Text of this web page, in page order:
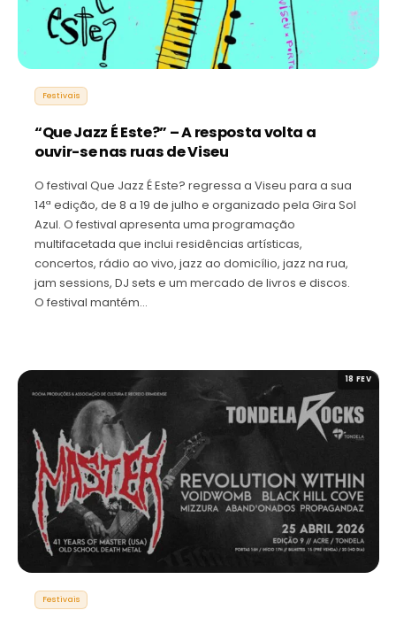
Festivais
“Que Jazz É Este?” – A resposta volta a
ouvir-se nas ruas de Viseu
O festival Que Jazz É Este? regressa a Viseu para a sua
14ª edição, de 8 a 19 de julho e organizado pela Gira Sol
Azul. O festival apresenta uma programação
multifacetada que inclui residências artísticas,
concertos, rádio ao vivo, jazz ao domicílio, jazz na rua,
jam sessions, DJ sets e um mercado de livros e discos.
O festival mantém…
18 FEV
Festivais